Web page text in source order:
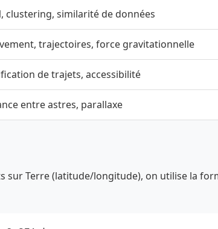
clustering, similarité de données
trajectoires, force gravitationnelle
de trajets, accessibilité
entre astres, parallaxe
sur Terre (latitude/longitude), on utilise la